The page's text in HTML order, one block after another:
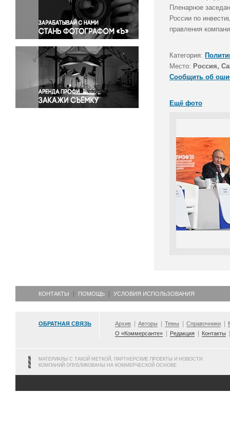
Правосудие
Происшествия и конфликты
Религия
Светская жизнь
Спорт
Экология
Экономика и бизнес
Пленарное
России по
правления
Категория:
Место: Россия,
Сообщить об
Ещё фото
КОНТАКТЫ ПОМОЩЬ УСЛОВИЯ ИСПОЛЬЗОВАНИЯ
ОБРАТНАЯ СВЯЗЬ Архив Авторы Темы Справочники
О «Коммерсанте»
Редакция Контакты
МАТЕРИАЛЫ С ТАКОЙ МЕТКОЙ, ПАРТНЕРСКИЕ ПРОЕКТЫ И НОВОСТИ
КОМПАНИЙ ОПУБЛИКОВАНЫ НА КОММЕРЧЕСКОЙ ОСНОВЕ